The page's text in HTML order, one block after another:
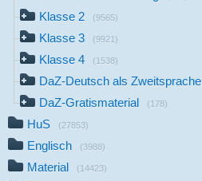
Klasse 2 (9565)
Klasse 3 (9921)
Klasse 4 (1538)
DaZ-Deutsch als Zweitsprache
DaZ-Gratismaterial (178)
HuS (27853)
Englisch (3988)
Material (14423)